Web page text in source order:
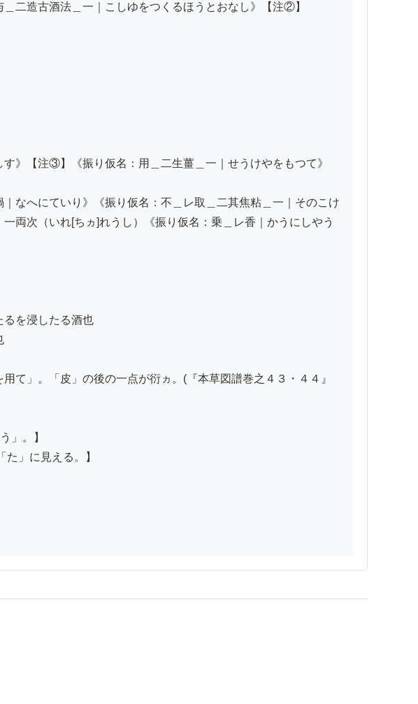
二造古酒法＿一｜こしゆをつくるほうとおなし》【注②】
》【注③】《振り仮名：用＿二生薑＿一｜せうけやをもつて》
なへにていり》《振り仮名：不＿レ取＿二其焦粘＿一｜そのこけ
両次（いれ[ちヵ]れうし）《振り仮名：乗＿レ香｜かうにしやう
るを浸したる酒也
て」。「皮」の後の一点が衍ヵ。(『本草図譜巻之４３・４４』
」。】
」に見える。】